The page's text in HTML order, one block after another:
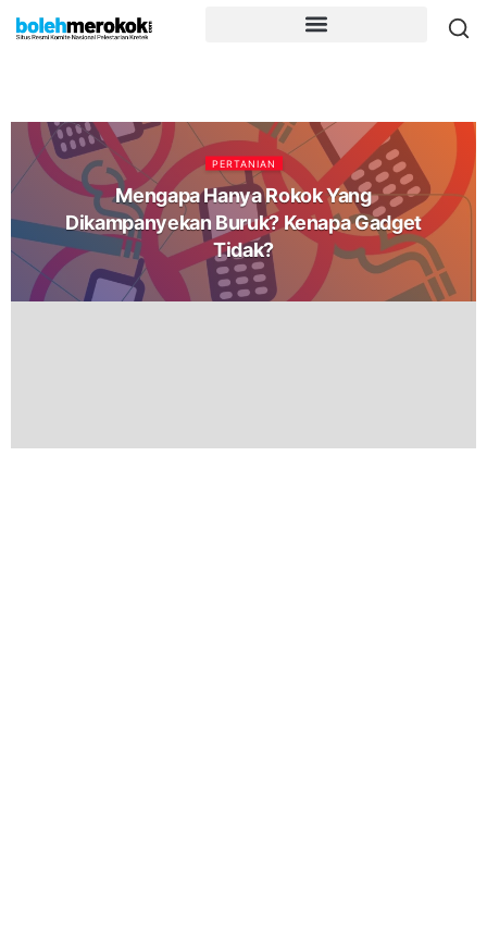
PERTANIAN
Mengapa Hanya Rokok Yang
Dikampanyekan Buruk? Kenapa Gadget
Tidak?